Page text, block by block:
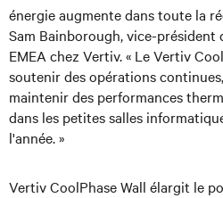
énergie augmente dans toute la
Sam Bainborough, vice-
EMEA chez Vertiv. « Le Vertiv
soutenir des opérations
maintenir des performances
dans les petites salles
l'année. »
Vertiv CoolPhase Wall élargit le